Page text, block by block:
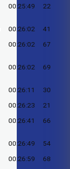
00:25:49 22
00:26:02 41
00:26:02 67
00:26:02 69
00:26:11 30
00:26:23 21
00:26:41 66
00:26:49 54
00:26:59 68